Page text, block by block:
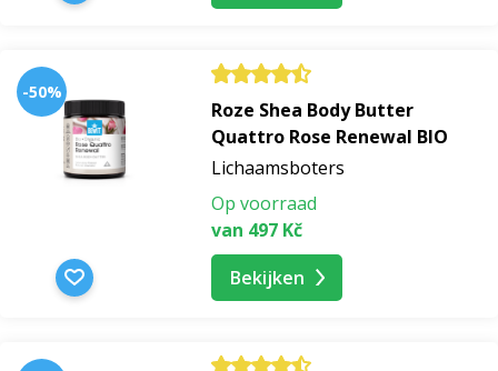
-50%
Roze Shea Body Butter
Quattro Rose Renewal BIO
Lichaamsboters
Op voorraad
van 497 Kč
Bekijken